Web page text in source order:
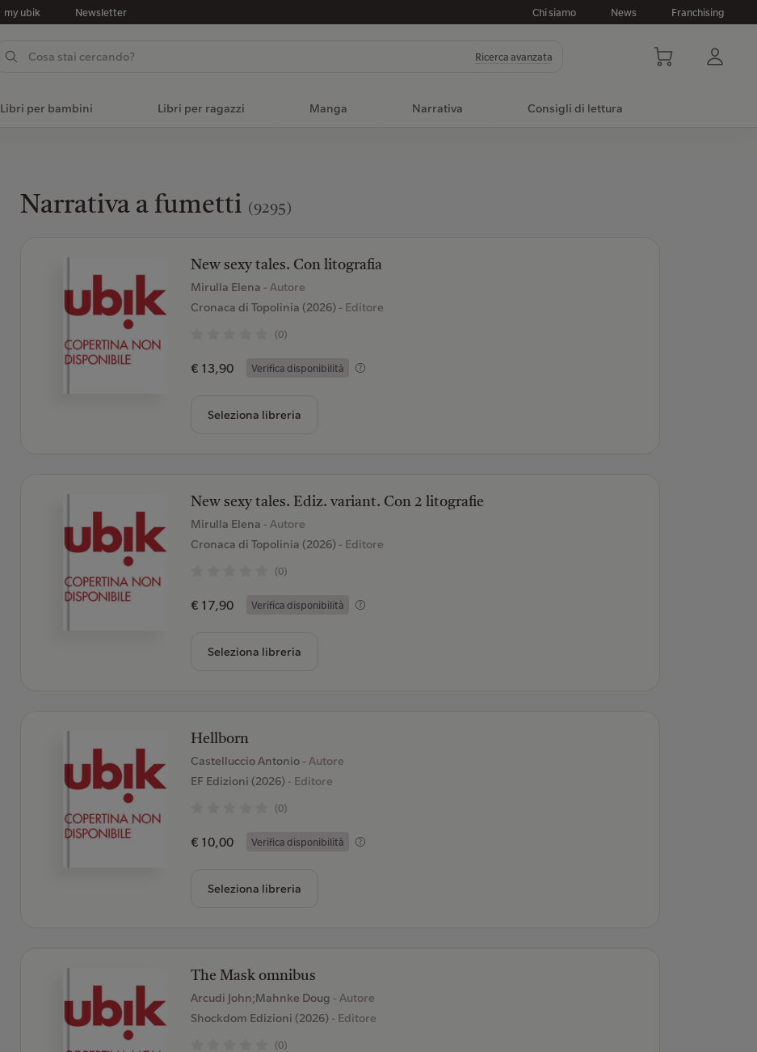
my ubik Newsletter Chi siamo News Franchising
Ricerca avanzata
Libri per bambini Libri per ragazzi Manga Narrativa Consigli di lettura
Narrativa a fumetti (9295)
New sexy tales. Con litografia
Mirulla Elena - Autore
Cronaca di Topolinia (2026)- Editore
(0)
€ 13,90 Verifica disponibilità
Seleziona libreria
New sexy tales. Ediz. variant. Con 2 litografie
Mirulla Elena - Autore
Cronaca di Topolinia (2026)- Editore
(0)
€ 17,90 Verifica disponibilità
Seleziona libreria
Hellborn
Castelluccio Antonio - Autore
EF Edizioni (2026)- Editore
(0)
€ 10,00 Verifica disponibilità
Seleziona libreria
The Mask omnibus
Arcudi John;Mahnke Doug - Autore
Shockdom Edizioni (2026)- Editore
(0)